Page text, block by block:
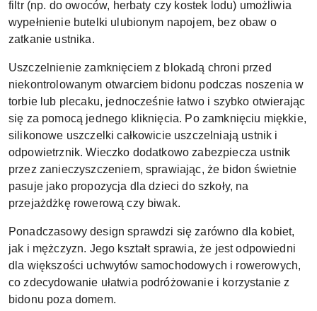
filtr (np. do owoców, herbaty czy kostek lodu) umożliwia
wypełnienie butelki ulubionym napojem, bez obaw o
zatkanie ustnika.
Uszczelnienie zamknięciem z blokadą chroni przed
niekontrolowanym otwarciem bidonu podczas noszenia w
torbie lub plecaku, jednocześnie łatwo i szybko otwierając
się za pomocą jednego kliknięcia. Po zamknięciu miękkie,
silikonowe uszczelki całkowicie uszczelniają ustnik i
odpowietrznik. Wieczko dodatkowo zabezpiecza ustnik
przez zanieczyszczeniem, sprawiając, że bidon świetnie
pasuje jako propozycja dla dzieci do szkoły, na
przejażdżkę rowerową czy biwak.
Ponadczasowy design sprawdzi się zarówno dla kobiet,
jak i mężczyzn. Jego kształt sprawia, że jest odpowiedni
dla większości uchwytów samochodowych i rowerowych,
co zdecydowanie ułatwia podróżowanie i korzystanie z
bidonu poza domem.